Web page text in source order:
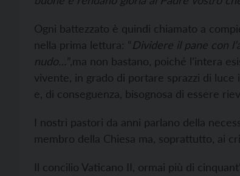
Ogni battezzato è quindi chiamato a
nella prima lettura: “Dividere il pane con
nudo…”,ma non bastano, poiché l’intera
vivente, in grado di portare sprazzi di luce
e, di conseguenza, bisognosa di essere
I nostri pastori da anni parlano della
membro della Chiesa ma, soprattutto, ai
Il concilio Vaticano II, ormai più di